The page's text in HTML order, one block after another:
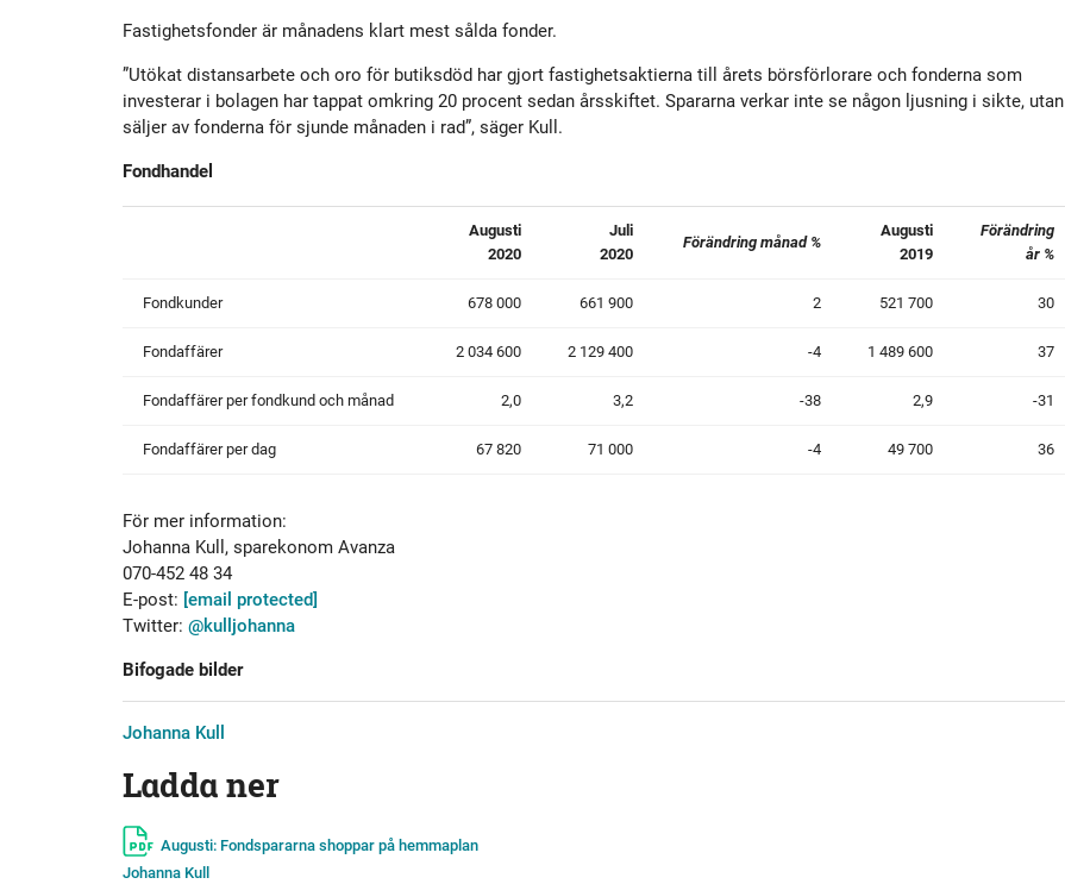
Fastighetsfonder är månadens klart mest sålda fonder.
”Utökat distansarbete och oro för butiksdöd har gjort fastighetsaktierna till årets börsförlorare och fonderna som
investerar i bolagen har tappat omkring 20 procent sedan årsskiftet. Spararna verkar inte se någon ljusning i sikte, utan
säljer av fonderna för sjunde månaden i rad”, säger Kull.
Fondhandel
Augusti
2020
Juli
2020
Förändring månad %
Augusti
2019
Förändring
år %
Fondkunder 678 000 661 900 2 521 700 30
Fondaffärer 2 034 600 2 129 400 -4 1 489 600 37
Fondaffärer per fondkund och månad 2,0 3,2 -38 2,9 -31
Fondaffärer per dag 67 820 71 000 -4 49 700 36
För mer information:
Johanna Kull, sparekonom Avanza
070-452 48 34
E-post: [email protected]
Twitter: @kulljohanna
Bifogade bilder
Johanna Kull
Ladda ner
Augusti: Fondspararna shoppar på hemmaplan
Johanna Kull